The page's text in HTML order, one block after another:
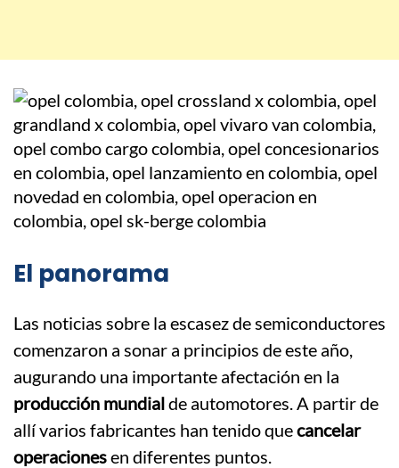
El panorama
Las noticias sobre la escasez de semiconductores
comenzaron a sonar a principios de este año,
augurando una importante afectación en la
producción mundialde automotores. A partir de
allí varios fabricantes han tenido quecancelar
operacionesen diferentes puntos.